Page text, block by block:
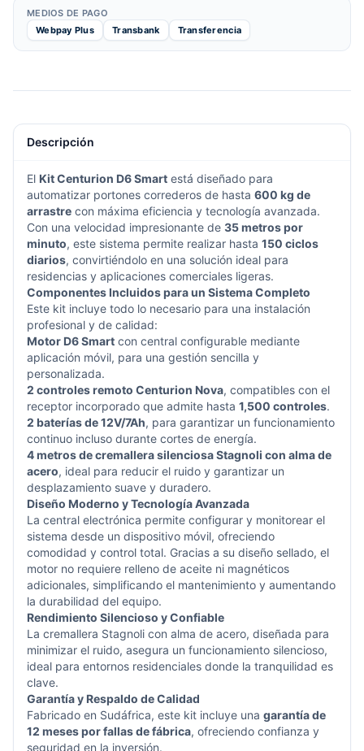
MEDIOS DE PAGO
Webpay Plus
Transbank Transferencia
Descripción
El KitCenturion D6 Smart está diseñado para
automatizar portones correderos de hasta 600 kg de
arrastre con máxima eficiencia y tecnología avanzada.
Con una velocidad impresionante de 35 metros por
minuto, este sistema permite realizar hasta 150 ciclos
diarios, convirtiéndolo en una solución ideal para
residencias y aplicaciones comerciales ligeras.
Componentes Incluidos para un Sistema Completo
Este kit incluye todo lo necesario para una instalación
profesional y de calidad:
Motor D6 Smart con central configurable mediante
aplicación móvil, para una gestión sencilla y
personalizada.
2 controles remoto Centurion Nova, compatibles con el
receptor incorporado que admite hasta 1,500 controles.
2 baterías de 12V/7Ah, para garantizar un funcionamiento
continuo incluso durante cortes de energía.
4 metros de cremallera silenciosa Stagnoli con alma de
acero, ideal para reducir el ruido y garantizar un
desplazamiento suave y duradero.
Diseño Moderno y Tecnología Avanzada
La central electrónica permite configurar y monitorear el
sistema desde un dispositivo móvil, ofreciendo
comodidad y control total. Gracias a su diseño sellado, el
motor no requiere relleno de aceite ni magnéticos
adicionales, simplificando el mantenimiento y aumentando
la durabilidad del equipo.
Rendimiento Silencioso y Confiable
La cremallera Stagnoli con alma de acero, diseñada para
minimizar el ruido, asegura un funcionamiento silencioso,
ideal para entornos residenciales donde la tranquilidad es
clave.
Garantía y Respaldo de Calidad
Fabricado en Sudáfrica, este kit incluye una garantía de
12 meses por fallas de fábrica, ofreciendo confianza y
seguridad en la inversión.